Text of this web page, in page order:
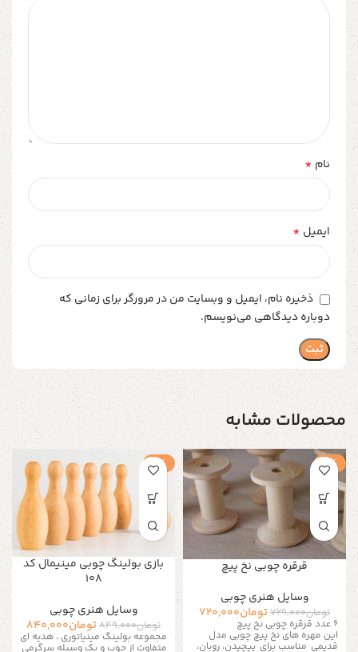
نام *
ایمیل *
ذخیره نام، ایمیل و وبسایت من در مرورگر برای زمانی که
دوباره دیدگاهی می‌نویسم.
محصولات مشابه
-1%
قرقره چوبی نخ پیچ
وسایل هنری چوبی
تومان729,000تومان720,000
۶ عدد قرقره چوبی نخ پیچ
این مهره های نخ پیچ چوبی مدل
قدیمی مناسب برای پیچیدن، روبان،
-1%
بازی بولینگ چوبی مینیمال کد
۱۰۸
وسایل هنری چوبی
تومان849,000تومان840,000
مجموعه بولینگ مینیاتوری ، هدیه ای
متفاوت از چوب و یک وسیله سرگرمی